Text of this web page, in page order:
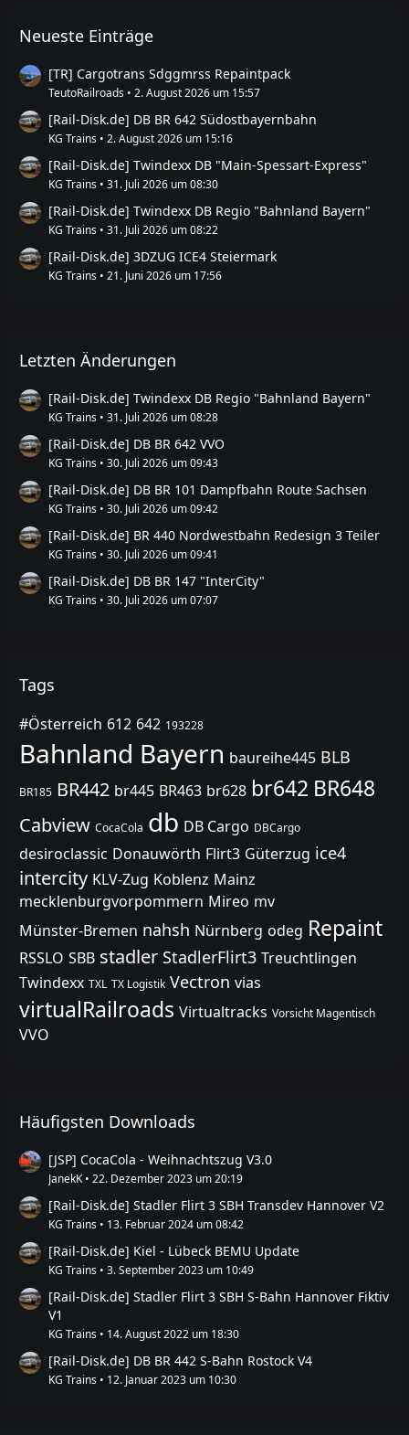
Neueste Einträge
[TR] Cargotrans Sdggmrss Repaintpack
TeutoRailroads 2. August 2026 um 15:57
[Rail-Disk.de] DB BR 642 Südostbayernbahn
KG Trains 2. August 2026 um 15:16
[Rail-Disk.de] Twindexx DB "Main-Spessart-Express"
KG Trains 31. Juli 2026 um 08:30
[Rail-Disk.de] Twindexx DB Regio "Bahnland Bayern"
KG Trains 31. Juli 2026 um 08:22
[Rail-Disk.de] 3DZUG ICE4 Steiermark
KG Trains 21. Juni 2026 um 17:56
Letzten Änderungen
[Rail-Disk.de] Twindexx DB Regio "Bahnland Bayern"
KG Trains 31. Juli 2026 um 08:28
[Rail-Disk.de] DB BR 642 VVO
KG Trains 30. Juli 2026 um 09:43
[Rail-Disk.de] DB BR 101 Dampfbahn Route Sachsen
KG Trains 30. Juli 2026 um 09:42
[Rail-Disk.de] BR 440 Nordwestbahn Redesign 3 Teiler
KG Trains 30. Juli 2026 um 09:41
[Rail-Disk.de] DB BR 147 "InterCity"
KG Trains 30. Juli 2026 um 07:07
Tags
#Österreich 612 642 193228
Bahnland Bayern baureihe445 BLB
BR185 BR442 br445 BR463 br628 br642 BR648
Cabview CocaCola db DB Cargo DBCargo
desiroclassic Donauwörth Flirt3 Güterzug ice4
intercity KLV-Zug Koblenz Mainz
mecklenburgvorpommern Mireo mv
Münster-Bremen nahsh Nürnberg odeg Repaint
RSSLO SBB stadler StadlerFlirt3 Treuchtlingen
Twindexx TXL TX Logistik Vectron vias
virtualRailroads Virtualtracks Vorsicht Magentisch
VVO
Häufigsten Downloads
[JSP] CocaCola - Weihnachtszug V3.0
JanekK 22. Dezember 2023 um 20:19
[Rail-Disk.de] Stadler Flirt 3 SBH Transdev Hannover V2
KG Trains 13. Februar 2024 um 08:42
[Rail-Disk.de] Kiel - Lübeck BEMU Update
KG Trains 3. September 2023 um 10:49
[Rail-Disk.de] Stadler Flirt 3 SBH S-Bahn Hannover Fiktiv
V1
KG Trains 14. August 2022 um 18:30
[Rail-Disk.de] DB BR 442 S-Bahn Rostock V4
KG Trains 12. Januar 2023 um 10:30